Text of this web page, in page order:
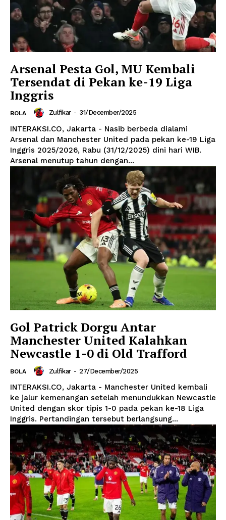
Arsenal Pesta Gol, MU Kembali
Tersendat di Pekan ke-19 Liga
Inggris
BOLA Zulfikar - 31/December/2025
INTERAKSI.CO, Jakarta - Nasib berbeda dialami
Arsenal dan Manchester United pada pekan ke-19 Liga
Inggris 2025/2026, Rabu (31/12/2025) dini hari WIB.
Arsenal menutup tahun dengan...
Gol Patrick Dorgu Antar
Manchester United Kalahkan
Newcastle 1-0 di Old Trafford
BOLA Zulfikar - 27/December/2025
INTERAKSI.CO, Jakarta - Manchester United kembali
ke jalur kemenangan setelah menundukkan Newcastle
United dengan skor tipis 1-0 pada pekan ke-18 Liga
Inggris. Pertandingan tersebut berlangsung...